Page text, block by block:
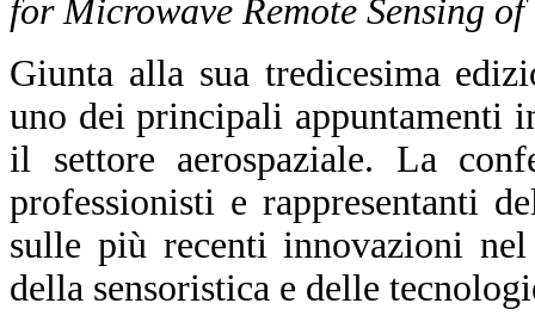
for Microwave Remote Sensing
Giunta alla sua tredicesima
uno dei principali appuntamenti
il settore aerospaziale. La
professionisti e rappresentanti
sulle più recenti innovazioni
della sensoristica e delle